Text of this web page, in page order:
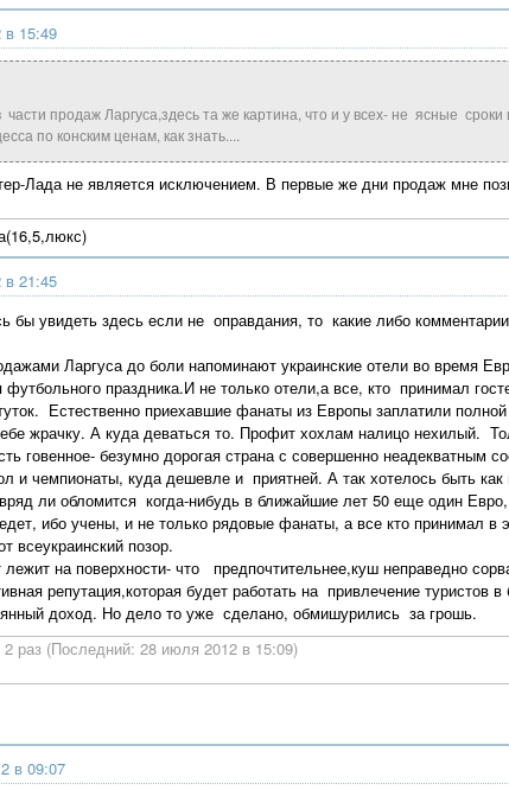
15:49
части продаж Ларгуса,здесь та же картина, что и у всех- не ясные
по конским ценам, как знать....
Лада не является исключением. В первые же дни продаж мне
21:45
бы увидеть здесь если не оправдания, то какие либо
Ларгуса до боли напоминают украинские отели во время
праздника.И не только отели,а все, кто принимал
Естественно приехавшие фанаты из Европы заплатили
жрачку. А куда деваться то. Профит хохлам налицо нехилый.
говенное- безумно дорогая страна с совершенно неадекватным
и чемпионаты, куда дешевле и приятней. А так хотелось быть
ли обломится когда-нибудь в ближайшие лет 50 еще один
ибо учены, и не только рядовые фанаты, а все кто принимал
всеукраинский позор.
лежит на поверхности- что предпочтительнее,куш неправедно
репутация,которая будет работать на привлечение туристов
доход. Но дело то уже сделано, обмишурились за грошь.
2 раз (Последний: 28 июля 2012 в 15:09)
в 09:07